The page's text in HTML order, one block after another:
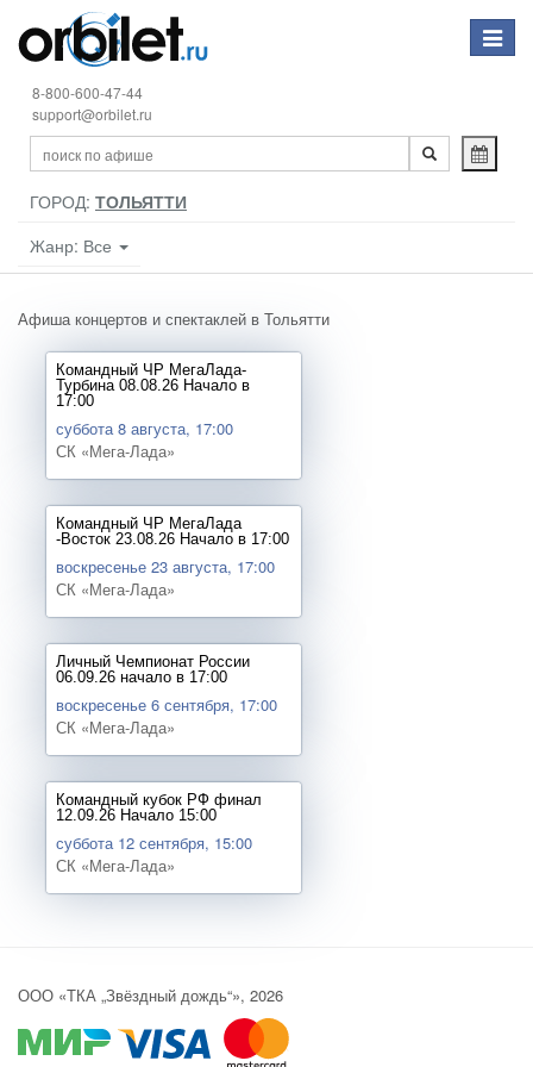
Toggle
8-800-600-47-44
support@orbilet.ru
ГОРОД: ТОЛЬЯТТИ
Жанр: Все
Афиша концертов и спектаклей в Тольятти
Командный ЧР МегаЛада-
Турбина 08.08.26 Начало в
17:00
суббота 8 августа, 17:00
СК «Мега-Лада»
Командный ЧР МегаЛада
-Восток 23.08.26 Начало в 17:00
воскресенье 23 августа, 17:00
СК «Мега-Лада»
Личный Чемпионат России
06.09.26 начало в 17:00
воскресенье 6 сентября, 17:00
СК «Мега-Лада»
Командный кубок РФ финал
12.09.26 Начало 15:00
суббота 12 сентября, 15:00
СК «Мега-Лада»
ООО «ТКА „Звёздный дождь“», 2026